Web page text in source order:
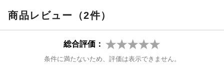
商品レビュー（2件）
総合評価：
条件に満たないため、評価は表示できません。